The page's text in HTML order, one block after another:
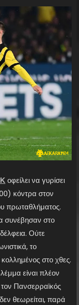
οφείλει να γυρίσει
κόντρα στον
πρωταθλήματος.
συνέβησαν στο
Ούτε
το
στο χθες.
είναι πλέον
τον Πανσερραϊκός
θεωρείται, παρά